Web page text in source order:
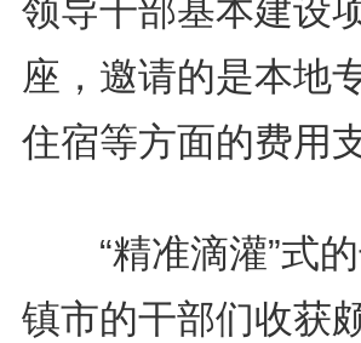
领导干部基本建设
座，邀请的是本地
住宿等方面的费用
“精准滴灌”式的
镇市的干部们收获